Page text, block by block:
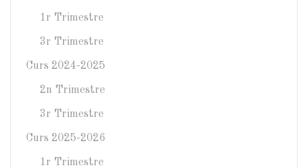
1r Trimestre
3r Trimestre
Curs 2024-2025
2n Trimestre
3r Trimestre
Curs 2025-2026
1r Trimestre